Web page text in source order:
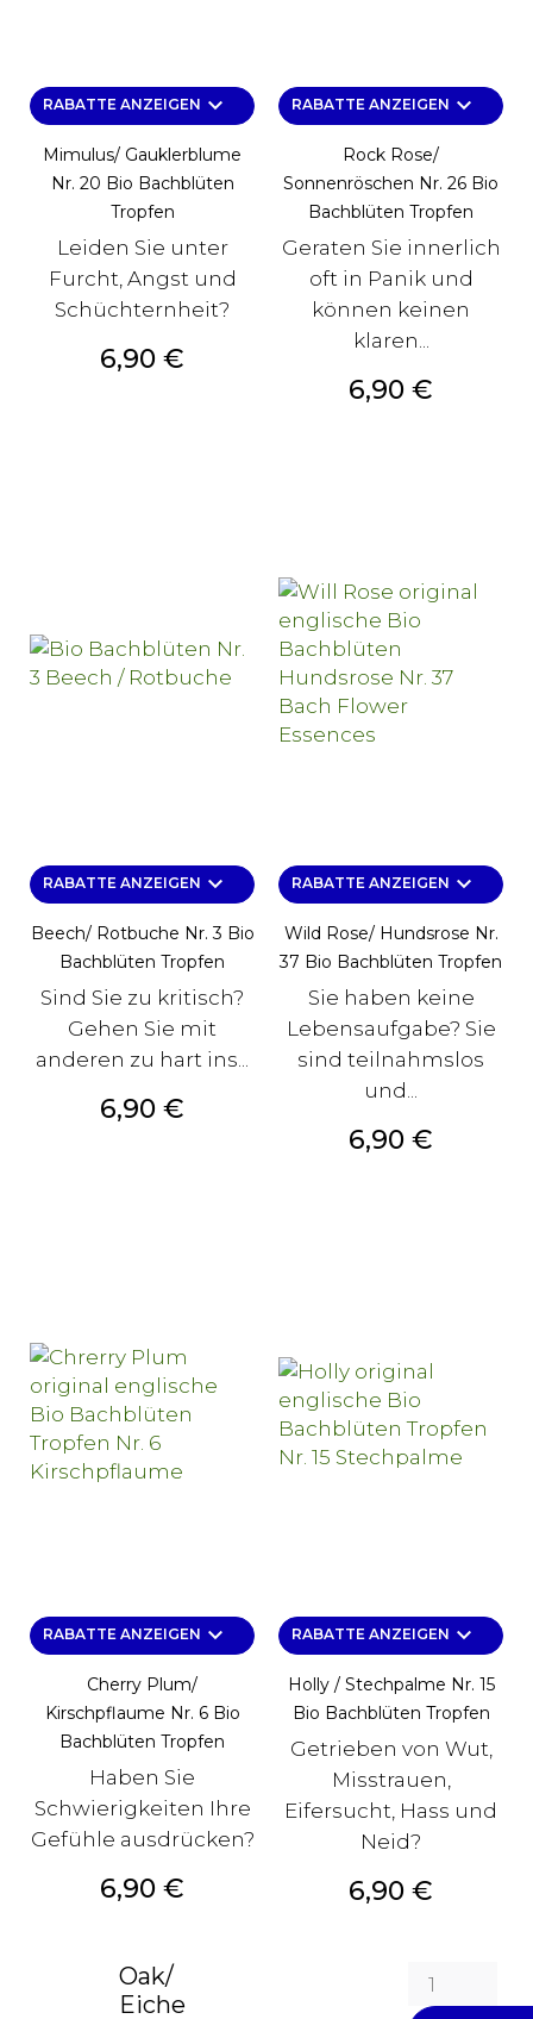
RABATTE ANZEIGEN keyboard_arrow_down
Mimulus/ Gauklerblume
Nr. 20 Bio Bachblüten
Tropfen
Leiden Sie unter
Furcht, Angst und
Schüchternheit?
Preis
6,90 €
RABATTE ANZEIGEN keyboard_arrow_down
Rock Rose/
Sonnenröschen Nr. 26 Bio
Bachblüten Tropfen
Geraten Sie innerlich
oft in Panik und
können keinen
klaren...
Preis
6,90 €
RABATTE ANZEIGEN keyboard_arrow_down
Beech/ Rotbuche Nr. 3 Bio
Bachblüten Tropfen
Sind Sie zu kritisch?
Gehen Sie mit
anderen zu hart ins...
Preis
6,90 €
RABATTE ANZEIGEN keyboard_arrow_down
Wild Rose/ Hundsrose Nr.
37 Bio Bachblüten Tropfen
Sie haben keine
Lebensaufgabe? Sie
sind teilnahmslos
und...
Preis
6,90 €
RABATTE ANZEIGEN keyboard_arrow_down
Cherry Plum/
Kirschpflaume Nr. 6 Bio
Bachblüten Tropfen
Haben Sie
Schwierigkeiten Ihre
Gefühle ausdrücken?
Preis
6,90 €
RABATTE ANZEIGEN keyboard_arrow_down
Holly / Stechpalme Nr. 15
Bio Bachblüten Tropfen
Getrieben von Wut,
Misstrauen,
Eifersucht, Hass und
Neid?
Preis
6,90 €
Oak/
Eiche